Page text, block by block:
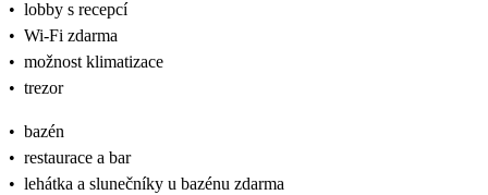
• lobby s recepcí
• Wi-Fi zdarma
• možnost klimatizace
• trezor
• bazén
• restaurace a bar
• lehátka a slunečníky u bazénu zdarma